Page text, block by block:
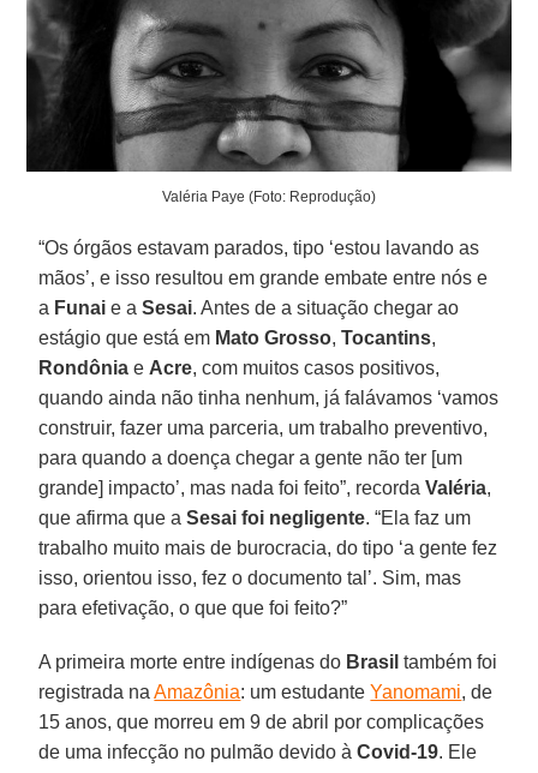
Valéria Paye (Foto: Reprodução)
“Os órgãos estavam parados, tipo ‘estou lavando as
mãos’, e isso resultou em grande embate entre nós e
a Funai e aSesai. Antes de a situação chegar ao
estágio que está em Mato Grosso,Tocantins,
Rondônia eAcre, com muitos casos positivos,
quando ainda não tinha nenhum, já falávamos ‘vamos
construir, fazer uma parceria, um trabalho preventivo,
para quando a doença chegar a gente não ter [um
grande] impacto’, mas nada foi feito”, recordaValéria,
que afirma que aSesai foi negligente. “Ela faz um
trabalho muito mais de burocracia, do tipo ‘a gente fez
isso, orientou isso, fez o documento tal’. Sim, mas
para efetivação, o que que foi feito?”
A primeira morte entre indígenas do Brasil também foi
registrada naAmazônia: um estudante Yanomami, de
15 anos, que morreu em 9 de abril por complicações
de uma infecção no pulmão devido àCovid-19. Ele